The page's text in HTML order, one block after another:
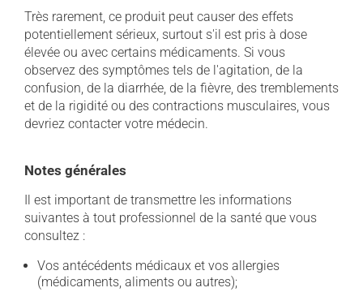
Très rarement, ce produit peut causer des effets
potentiellement sérieux, surtout s'il est pris à dose
élevée ou avec certains médicaments. Si vous
observez des symptômes tels de l'agitation, de la
confusion, de la diarrhée, de la fièvre, des tremblements
et de la rigidité ou des contractions musculaires, vous
devriez contacter votre médecin.
Notes générales
Il est important de transmettre les informations
suivantes à tout professionnel de la santé que vous
consultez :
Vos antécédents médicaux et vos allergies
(médicaments, aliments ou autres);